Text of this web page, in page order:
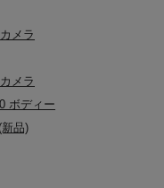
、XF-HEVC S、
メラ
メラ
ボディー
品)